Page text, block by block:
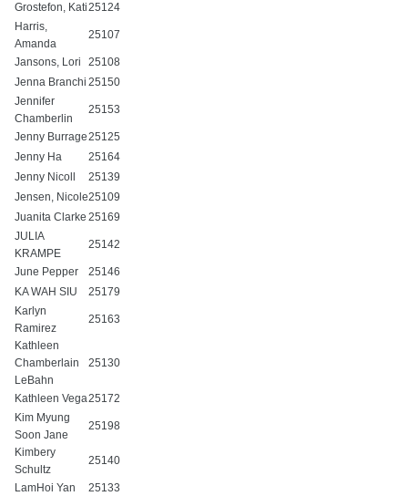
Grostefon, Kati25124
Harris,
Amanda
25107
Jansons, Lori
25108
Jenna Branchi 25150
Jennifer
Chamberlin
25153
Jenny Burrage25125
Jenny Ha
25164
Jenny Nicoll
25139
Jensen, Nicole25109
Juanita Clarke 25169
JULIA
KRAMPE
25142
June Pepper
25146
KA WAH SIU
25179
Karlyn
Ramirez
25163
Kathleen
Chamberlain
LeBahn
25130
Kathleen Vega25172
Kim Myung
Soon Jane
25198
Kimbery
Schultz
25140
LamHoi Yan
25133